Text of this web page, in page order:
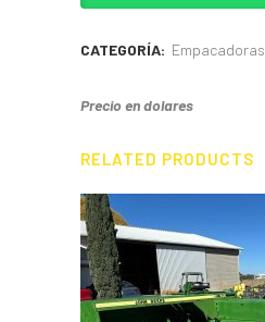
CATEGORÍA: Empacadoras
Precio en dolares
RELATED PRODUCTS